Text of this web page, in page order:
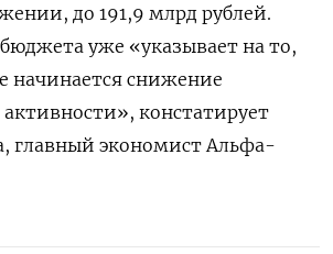
до 191,9 млрд рублей.
уже «указывает на то,
начинается снижение
констатирует
главный экономист Альфа-